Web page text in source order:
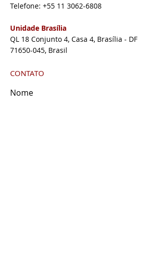
Telefone: +55 11 3062-6808
Unidade Brasília
QL 18 Conjunto 4, Casa 4, Brasília - DF
71650-045, Brasil
CONTATO
Nome